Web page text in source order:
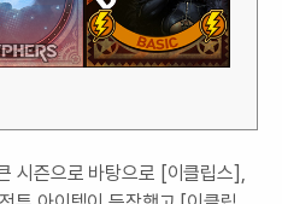
시즌으로 바탕으로 [이클립스],